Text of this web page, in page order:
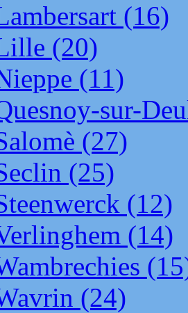
(16)
(20)
(11)
sur-
(27)
(25)
(12)
(14)
(24)